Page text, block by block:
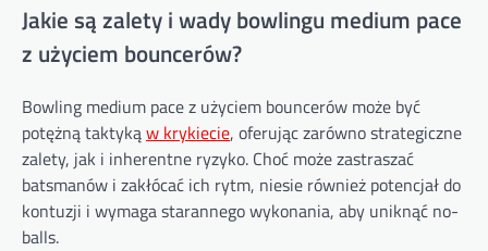
Jakie są zalety i wady bowlingu medium pace
z użyciem bouncerów?
Bowling medium pace z użyciem bouncerów może być
potężną taktykąw krykiecie, oferując zarówno strategiczne
zalety, jak i inherentne ryzyko. Choć może zastraszać
batsmanów i zakłócać ich rytm, niesie również potencjał do
kontuzji i wymaga starannego wykonania, aby uniknąć no-
balls.